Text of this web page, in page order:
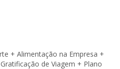
+ Alimentação na Empresa +
de Viagem + Plano